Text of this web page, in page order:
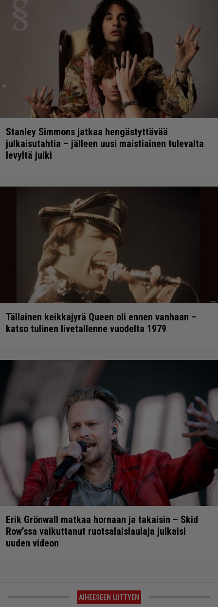
Stanley Simmons jatkaa hengästyttävää
julkaisutahtia – jälleen uusi maistiainen tulevalta
levyltä julki
Tällainen keikkajyrä Queen oli ennen vanhaan –
katso tulinen livetallenne vuodelta 1979
Erik Grönwall matkaa hornaan ja takaisin – Skid
Row’ssa vaikuttanut ruotsalaislaulaja julkaisi
uuden videon
AIHEESEEN LIITTYEN